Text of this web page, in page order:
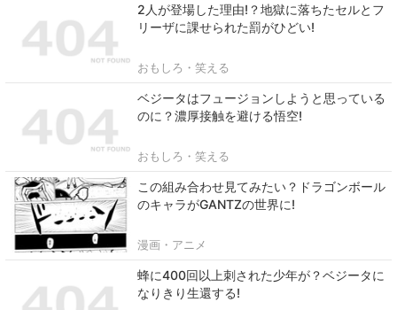
2人が登場した理由!？地獄に落ちたセルとフ
リーザに課せられた罰がひどい!
おもしろ・笑える
ベジータはフュージョンしようと思っている
のに？濃厚接触を避ける悟空!
おもしろ・笑える
この組み合わせ見てみたい？ドラゴンボール
のキャラがGANTZの世界に!
漫画・アニメ
蜂に400回以上刺された少年が？ベジータに
なりきり生還する!